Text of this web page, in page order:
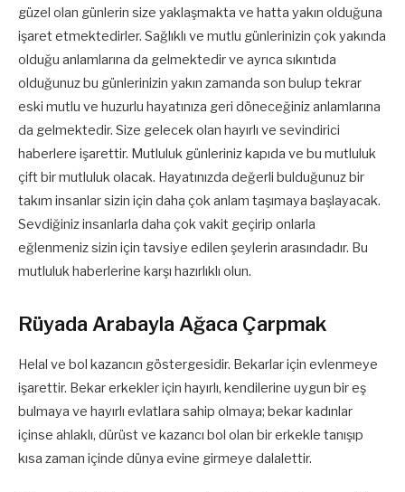
güzel olan günlerin size yaklaşmakta ve hatta yakın olduğuna
işaret etmektedirler. Sağlıklı ve mutlu günlerinizin çok yakında
olduğu anlamlarına da gelmektedir ve ayrıca sıkıntıda
olduğunuz bu günlerinizin yakın zamanda son bulup tekrar
eski mutlu ve huzurlu hayatınıza geri döneceğiniz anlamlarına
da gelmektedir. Size gelecek olan hayırlı ve sevindirici
haberlere işarettir. Mutluluk günleriniz kapıda ve bu mutluluk
çift bir mutluluk olacak. Hayatınızda değerli bulduğunuz bir
takım insanlar sizin için daha çok anlam taşımaya başlayacak.
Sevdiğiniz insanlarla daha çok vakit geçirip onlarla
eğlenmeniz sizin için tavsiye edilen şeylerin arasındadır. Bu
mutluluk haberlerine karşı hazırlıklı olun.
Rüyada Arabayla Ağaca Çarpmak
Helal ve bol kazancın göstergesidir. Bekarlar için evlenmeye
işarettir. Bekar erkekler için hayırlı, kendilerine uygun bir eş
bulmaya ve hayırlı evlatlara sahip olmaya; bekar kadınlar
içinse ahlaklı, dürüst ve kazancı bol olan bir erkekle tanışıp
kısa zaman içinde dünya evine girmeye dalalettir.